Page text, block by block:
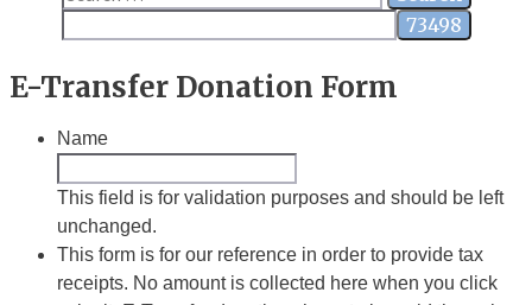
for:
E-Transfer Donation Form
Name
This field is for validation purposes and should be left
unchanged.
This form is for our reference in order to provide tax
receipts. No amount is collected here when you click